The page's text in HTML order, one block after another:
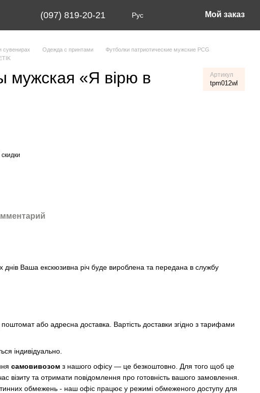
(097) 819-20-21 Рус Мой заказ
сувенирах Одежда с принтами
Футболки патриотические мужские PCG
мужская «Я вірю в
Артикул
tpm012wl
Ваша екскюзивна річ буде вироблена та передана в службу
або адресна доставка. Вартість доставки згідно з тарифами
індивідуально.
самовивозом з нашого офісу — це безкоштовно. Для того щоб це
візиту та отримати повідомлення про готовність вашого замовлення.
обмежень - наш офіс працює у режимі обмеженого доступу для